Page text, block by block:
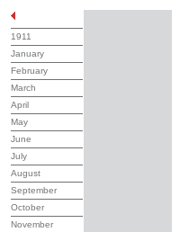
1911
January
February
March
April
May
June
July
August
September
October
November